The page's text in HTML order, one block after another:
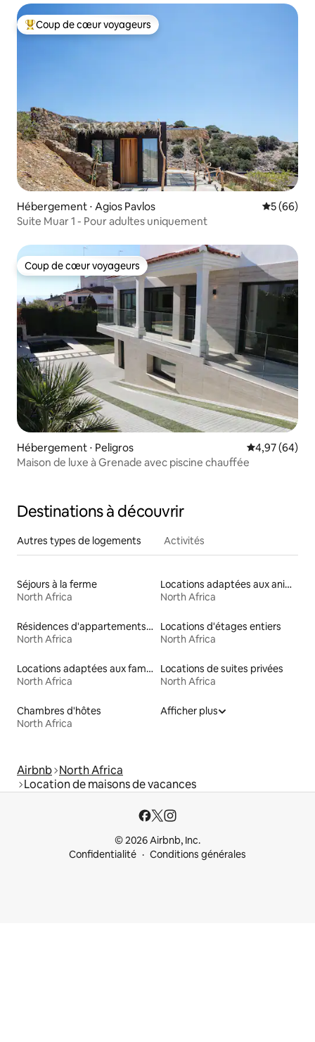
Coups de cœur voyageurs les plus appréciés
Coup de cœur voyageurs
Hébergement ⋅ Agios Pavlos
5 (66)
Suite Muar 1 - Pour adultes uniquement
Coup de cœur voyageurs
Coup de cœur voyageurs
Hébergement ⋅ Peligros Évaluation
4,97 (64)
Maison de luxe à Grenade avec piscine chauffée
Destinations à découvrir
Autres types de logements Activités
Séjours à la ferme
North Africa
Locations adaptées aux animaux
North Africa
Résidences d'appartements en location
North Africa
Locations d'étages entiers
North Africa
Locations adaptées aux familles
North Africa
Locations de suites privées
North Africa
Chambres d'hôtes
North Africa
Afficher plus
Airbnb North Africa
Location de maisons de vacances
© 2026 Airbnb, Inc.
Confidentialité
Conditions générales